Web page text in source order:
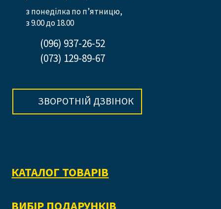
з понеділка по п’ятницю,
з 9.00 до 18.00
(096) 937-26-52
(073) 129-89-67
ЗВОРОТНІЙ ДЗВІНОК
КАТАЛОГ ТОВАРІВ